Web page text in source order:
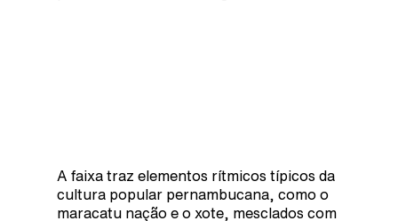
A faixa traz elementos rítmicos típicos da
cultura popular pernambucana, como o
maracatu nação e o xote, mesclados com